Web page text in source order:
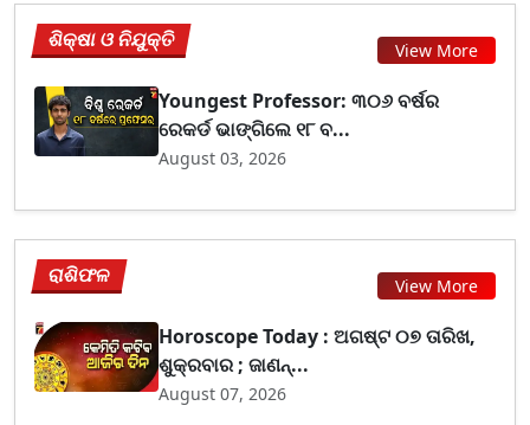
ଶିକ୍ଷା ଓ ନିଯୁକ୍ତି View More
Youngest Professor: ୩୦୬ ବର୍ଷର
ରେକର୍ଡ ଭାଙ୍ଗିଲେ ୧୮ ବ...
August 03, 2026
ରାଶିଫଳ View More
Horoscope Today : ଅଗଷ୍ଟ ୦୭ ତାରିଖ,
ଶୁକ୍ରବାର ; ଜାଣନ୍...
August 07, 2026